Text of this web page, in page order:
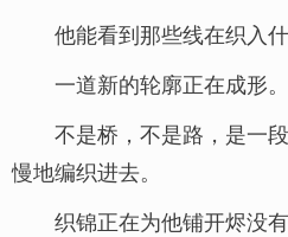
他能看到那些线在织入什
一道新的轮廓正在成形。
不是桥，不是路，是一
慢地编织进去。
织锦正在为他铺开烬没有